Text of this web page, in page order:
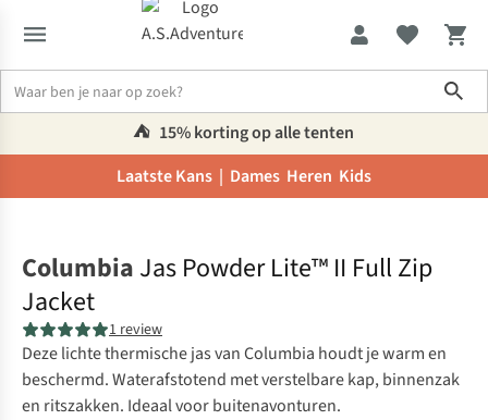
⛺️ 15% korting op alle tenten
Laatste Kans | Dames Heren Kids
Columbia Jas Powder Lite™ II Full Zip
Jacket
1 review
Deze lichte thermische jas van Columbia houdt je warm en
beschermd. Waterafstotend met verstelbare kap, binnenzak
en ritszakken. Ideaal voor buitenavonturen.